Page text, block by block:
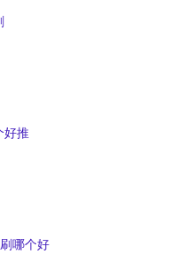
好推
哪个好